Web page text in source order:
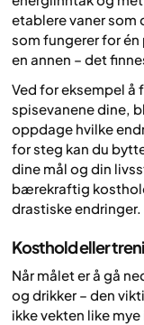
etablere vaner som
som fungerer for
en annen – det
Ved for eksempel å
spisevanene dine,
oppdage hvilke
for steg kan du
dine mål og din
bærekraftig
drastiske endringer.
Kosthold eller
Når målet er å gå
og drikker – den
ikke vekten like